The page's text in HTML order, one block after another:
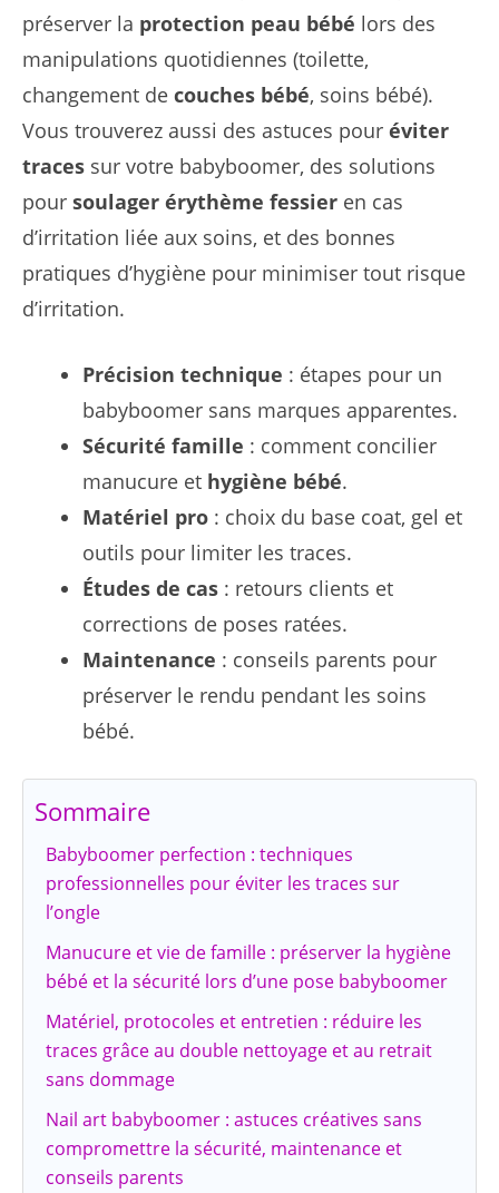
préserver la protection peau bébé lors des
manipulations quotidiennes (toilette,
changement de couches bébé, soins bébé).
Vous trouverez aussi des astuces pour éviter
traces sur votre babyboomer, des solutions
pour soulager érythème fessier en cas
d’irritation liée aux soins, et des bonnes
pratiques d’hygiène pour minimiser tout risque
d’irritation.
Précision technique : étapes pour un
babyboomer sans marques apparentes.
Sécurité famille : comment concilier
manucure et hygiène bébé.
Matériel pro : choix du base coat, gel et
outils pour limiter les traces.
Études de cas : retours clients et
corrections de poses ratées.
Maintenance : conseils parents pour
préserver le rendu pendant les soins
bébé.
Sommaire
Babyboomer perfection : techniques
professionnelles pour éviter les traces sur
l’ongle
Manucure et vie de famille : préserver la hygiène
bébé et la sécurité lors d’une pose babyboomer
Matériel, protocoles et entretien : réduire les
traces grâce au double nettoyage et au retrait
sans dommage
Nail art babyboomer : astuces créatives sans
compromettre la sécurité, maintenance et
conseils parents